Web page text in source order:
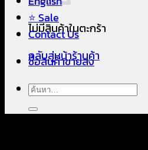
ไม่มีสินค้าในตะกร้า
กลับสู่หน้าร้านค้า
⭐ Sale
Contact Us
ซื้อสินค้าขายส่ง
ค้นหา: